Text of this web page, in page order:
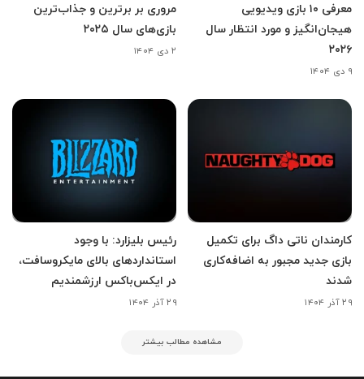
معرفی ۱۰ بازی ویدیویی
هیجان‌انگیز و مورد انتظار سال
۲۰۲۶
۹ دی ۱۴۰۴
مروری بر برترین و جذاب‌ترین
بازی‌های سال ۲۰۲۵
۲ دی ۱۴۰۴
کارمندان ناتی داگ برای تکمیل
بازی جدید مجبور به اضافه‌کاری
شدند
۲۹ آذر ۱۴۰۴
رئیس بلیزارد: با وجود
استانداردهای بالای مایکروسافت،
در ایکس‌باکس ارزشمندیم
۲۹ آذر ۱۴۰۴
مشاهده مطالب بیشتر